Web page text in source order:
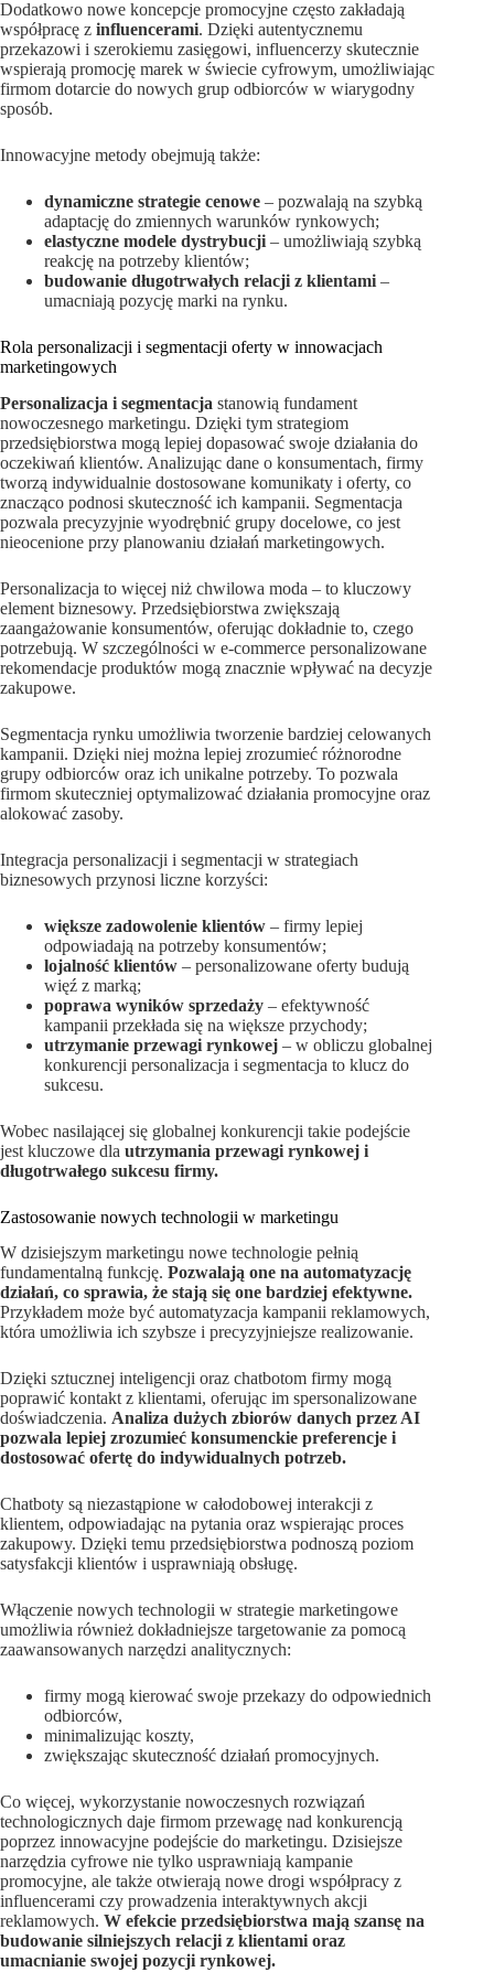
Dodatkowo nowe koncepcje promocyjne często zakładają
współpracę z influencerami. Dzięki autentycznemu
przekazowi i szerokiemu zasięgowi, influencerzy skutecznie
wspierają promocję marek w świecie cyfrowym, umożliwiając
firmom dotarcie do nowych grup odbiorców w wiarygodny
sposób.
Innowacyjne metody obejmują także:
dynamiczne strategie cenowe – pozwalają na szybką
adaptację do zmiennych warunków rynkowych;
elastyczne modele dystrybucji – umożliwiają szybką
reakcję na potrzeby klientów;
budowanie długotrwałych relacji z klientami –
umacniają pozycję marki na rynku.
Rola personalizacji i segmentacji oferty w innowacjach
marketingowych
Personalizacja i segmentacja stanowią fundament
nowoczesnego marketingu. Dzięki tym strategiom
przedsiębiorstwa mogą lepiej dopasować swoje działania do
oczekiwań klientów. Analizując dane o konsumentach, firmy
tworzą indywidualnie dostosowane komunikaty i oferty, co
znacząco podnosi skuteczność ich kampanii. Segmentacja
pozwala precyzyjnie wyodrębnić grupy docelowe, co jest
nieocenione przy planowaniu działań marketingowych.
Personalizacja to więcej niż chwilowa moda – to kluczowy
element biznesowy. Przedsiębiorstwa zwiększają
zaangażowanie konsumentów, oferując dokładnie to, czego
potrzebują. W szczególności w e-commerce personalizowane
rekomendacje produktów mogą znacznie wpływać na decyzje
zakupowe.
Segmentacja rynku umożliwia tworzenie bardziej celowanych
kampanii. Dzięki niej można lepiej zrozumieć różnorodne
grupy odbiorców oraz ich unikalne potrzeby. To pozwala
firmom skuteczniej optymalizować działania promocyjne oraz
alokować zasoby.
Integracja personalizacji i segmentacji w strategiach
biznesowych przynosi liczne korzyści:
większe zadowolenie klientów – firmy lepiej
odpowiadają na potrzeby konsumentów;
lojalność klientów – personalizowane oferty budują
więź z marką;
poprawa wyników sprzedaży – efektywność
kampanii przekłada się na większe przychody;
utrzymanie przewagi rynkowej – w obliczu globalnej
konkurencji personalizacja i segmentacja to klucz do
sukcesu.
Wobec nasilającej się globalnej konkurencji takie podejście
jest kluczowe dla utrzymania przewagi rynkowej i
długotrwałego sukcesu firmy.
Zastosowanie nowych technologii w marketingu
W dzisiejszym marketingu nowe technologie pełnią
fundamentalną funkcję. Pozwalają one na automatyzację
działań, co sprawia, że stają się one bardziej efektywne.
Przykładem może być automatyzacja kampanii reklamowych,
która umożliwia ich szybsze i precyzyjniejsze realizowanie.
Dzięki sztucznej inteligencji oraz chatbotom firmy mogą
poprawić kontakt z klientami, oferując im spersonalizowane
doświadczenia. Analiza dużych zbiorów danych przez AI
pozwala lepiej zrozumieć konsumenckie preferencje i
dostosować ofertę do indywidualnych potrzeb.
Chatboty są niezastąpione w całodobowej interakcji z
klientem, odpowiadając na pytania oraz wspierając proces
zakupowy. Dzięki temu przedsiębiorstwa podnoszą poziom
satysfakcji klientów i usprawniają obsługę.
Włączenie nowych technologii w strategie marketingowe
umożliwia również dokładniejsze targetowanie za pomocą
zaawansowanych narzędzi analitycznych:
firmy mogą kierować swoje przekazy do odpowiednich
odbiorców,
minimalizując koszty,
zwiększając skuteczność działań promocyjnych.
Co więcej, wykorzystanie nowoczesnych rozwiązań
technologicznych daje firmom przewagę nad konkurencją
poprzez innowacyjne podejście do marketingu. Dzisiejsze
narzędzia cyfrowe nie tylko usprawniają kampanie
promocyjne, ale także otwierają nowe drogi współpracy z
influencerami czy prowadzenia interaktywnych akcji
reklamowych. W efekcie przedsiębiorstwa mają szansę na
budowanie silniejszych relacji z klientami oraz
umacnianie swojej pozycji rynkowej.